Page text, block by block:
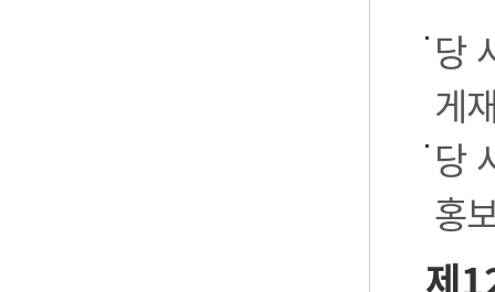
당
게
당
홍
제